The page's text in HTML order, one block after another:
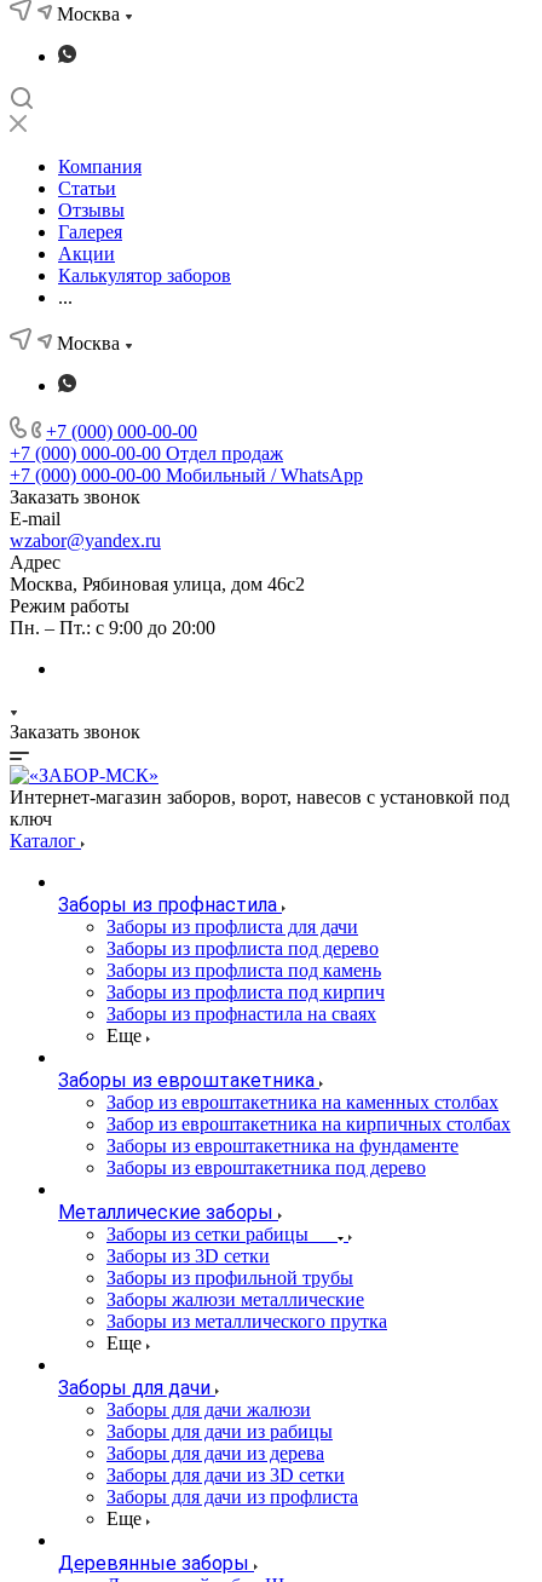
Москва
Компания
Статьи
Отзывы
Галерея
Акции
Калькулятор заборов
...
Москва
+7 (000) 000-00-00
+7 (000) 000-00-00 Отдел продаж
+7 (000) 000-00-00 Мобильный / WhatsApp
Заказать звонок
E-mail
wzabor@yandex.ru
Адрес
Москва, Рябиновая улица, дом 46с2
Режим работы
Пн. – Пт.: с 9:00 до 20:00
Заказать звонок
Интернет-магазин заборов, ворот, навесов с установкой под
ключ
Каталог
Заборы из профнастила
Заборы из профлиста для дачи
Заборы из профлиста под дерево
Заборы из профлиста под камень
Заборы из профлиста под кирпич
Заборы из профнастила на сваях
Еще
Заборы из евроштакетника
Забор из евроштакетника на каменных столбах
Забор из евроштакетника на кирпичных столбах
Заборы из евроштакетника на фундаменте
Заборы из евроштакетника под дерево
Металлические заборы
Заборы из сетки рабицы
Заборы из 3D сетки
Заборы из профильной трубы
Заборы жалюзи металлические
Заборы из металлического прутка
Еще
Заборы для дачи
Заборы для дачи жалюзи
Заборы для дачи из рабицы
Заборы для дачи из дерева
Заборы для дачи из 3D сетки
Заборы для дачи из профлиста
Еще
Деревянные заборы